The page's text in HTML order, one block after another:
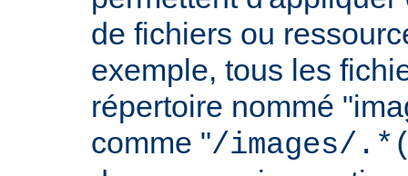
de fichiers ou
exemple, tous les
répertoire nommé
comme "/images/